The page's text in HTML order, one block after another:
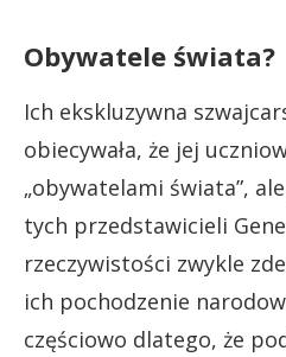
Obywatele świata?
Ich ekskluzywna
obiecywała, że jej
„obywatelami świata”,
tych przedstawicieli
rzeczywistości zwykle
ich pochodzenie
częściowo dlatego, że